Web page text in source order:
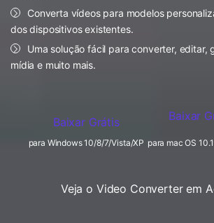
IA Lab
Vídeo/Áudio
Ofertas Educacionais
Usuários educacionais
Usuários de Redes Sociais
FAQs
Todas as informações que você precisa
UniConverter.
UniConverter.
Especificaciones Técnicas
suportados pelo UniConverter.
Pesquisar
Converta vídeos para modelos
dos dispositivos existentes.
Uma solução fácil para converter, editar,
mídia e muito mais.
Baixar Grátis
para Windows 10/8/7/Vista/XP
Baixar
para mac OS
Veja o Video Converter em